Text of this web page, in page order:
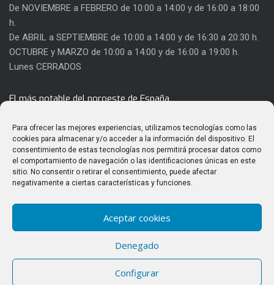
Para ofrecer las mejores experiencias, utilizamos tecnologías como las
cookies para almacenar y/o acceder a la información del dispositivo. El
consentimiento de estas tecnologías nos permitirá procesar datos como
el comportamiento de navegación o las identificaciones únicas en este
sitio. No consentir o retirar el consentimiento, puede afectar
negativamente a ciertas características y funciones.
Aceptar cookies
Denegado
Configurar
De NOVIEMBRE a FEBRERO de 10:00 a 14:00 y de 16:00 a 18:00
h.
De ABRIL a SEPTIEMBRE de 10:00 a 14:00 y de 16:30 a 20:30 h.
OCTUBRE y MARZO de 10:00 a 14:00 y de 16:00 a 19:00 h.
Lunes CERRADOS
El más notable del noroeste de España
Con 8.000 metros cuadrados de extensión, el Castillo de los
Templarios es mucho más que una fortaleza. Su rehabilitación
ha permitido sacar a la luz gran parte de su riqueza
arquitectónica y utilizar parte de sus salas para actividades
culturales.
ÚLTIMAS PUBLICACIONES
Observación del eclipse solar total del 12 de agosto de 2026
desde el Castillo de los Templarios